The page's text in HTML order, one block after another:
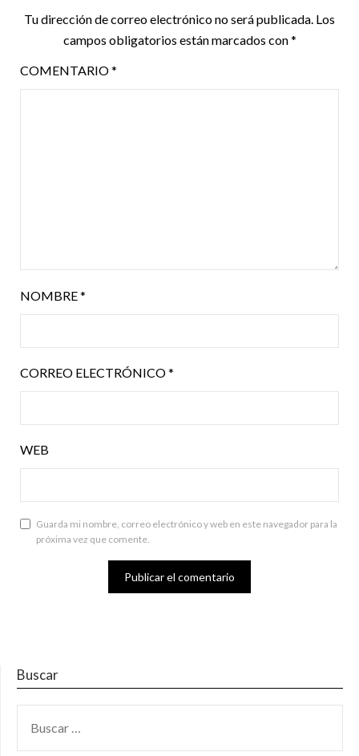
Tu dirección de correo electrónico no será publicada. Los
campos obligatorios están marcados con*
COMENTARIO*
NOMBRE*
CORREO ELECTRÓNICO*
WEB
Guarda mi nombre, correo electrónico y web en este navegador para la
próxima vez que comente.
Buscar